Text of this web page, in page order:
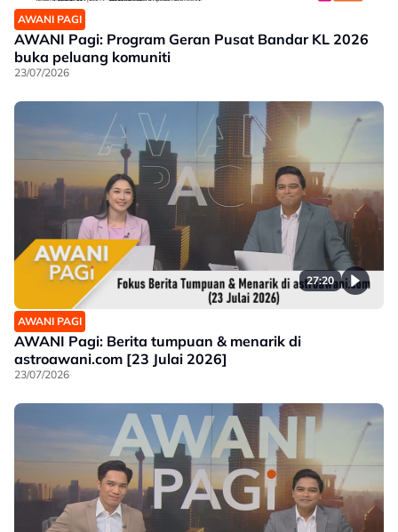
AWANI PAGI
AWANI Pagi: Program Geran Pusat Bandar KL 2026
buka peluang komuniti
23/07/2026
27:20
AWANI PAGI
AWANI Pagi: Berita tumpuan & menarik di
astroawani.com [23 Julai 2026]
23/07/2026